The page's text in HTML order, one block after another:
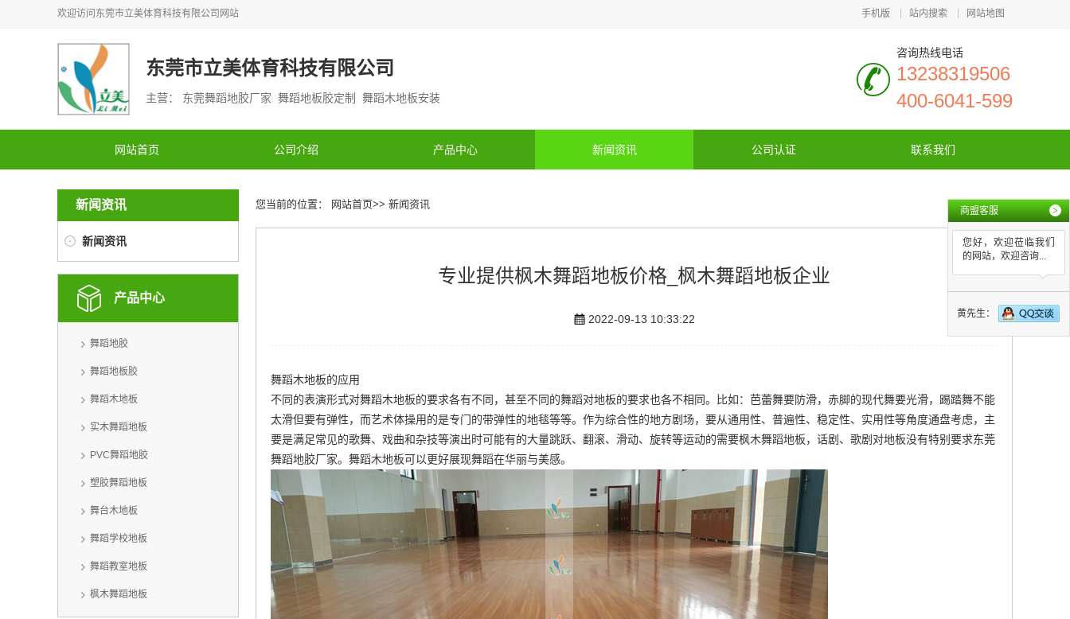
欢迎访问 东莞市立美体育科技有限公司 网站 手机版 站内搜索 网站地图
东莞市立美体育科技有限公司
主营： 东莞舞蹈地胶厂家 舞蹈地板胶定制 舞蹈木地板安装
咨询热线电话
13238319506
400-6041-599
网站首页 公司介绍 产品中心 新闻资讯 公司认证 联系我们
新闻资讯
新闻资讯
产品中心
舞蹈地胶
舞蹈地板胶
舞蹈木地板
实木舞蹈地板
PVC舞蹈地胶
塑胶舞蹈地板
舞台木地板
舞蹈学校地板
舞蹈教室地板
枫木舞蹈地板
您当前的位置： 网站首页>> 新闻资讯
专业提供枫木舞蹈地板价格_枫木舞蹈地板企业
2022-09-13 10:33:22
舞蹈木地板的应用
不同的表演形式对舞蹈木地板的要求各有不同，甚至不同的舞蹈对地板的要求也各不相同。比如：芭蕾舞要防滑，赤脚的现代舞要光滑，踢踏舞不能
太滑但要有弹性，而艺术体操用的是专门的带弹性的地毯等等。作为综合性的地方剧场，要从通用性、普遍性、稳定性、实用性等角度通盘考虑，主
要是满足常见的歌舞、戏曲和杂技等演出时可能有的大量跳跃、翻滚、滑动、旋转等运动的需要枫木舞蹈地板，话剧、歌剧对地板没有特别要求东莞
舞蹈地胶厂家。舞蹈木地板可以更好展现舞蹈在华丽与美感。
商盟客服 >
您好，欢迎莅临我们
的网站，欢迎咨询...
黄先生：